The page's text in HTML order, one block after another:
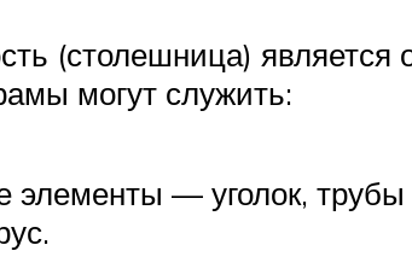
(столешница)
могут служить:
элементы — уголок, трубы